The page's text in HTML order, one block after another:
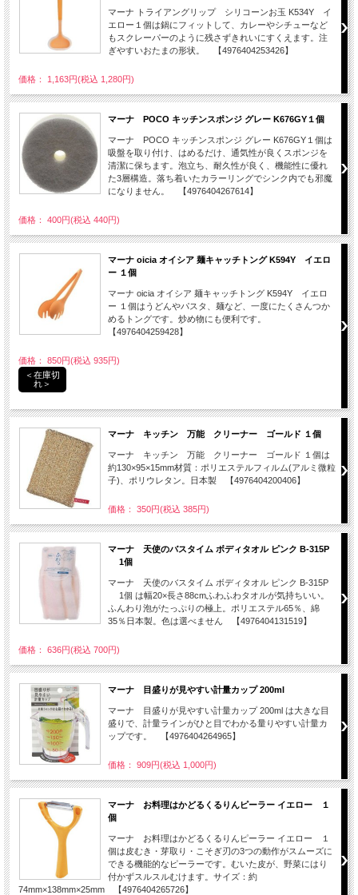
マーナ トライアングリップ シリコーンお玉 K534Y イ
エロー１個は鍋にフィットして、カレーやシチューなど
もスクレーパーのように残さずきれいにすくえます。注
ぎやすいおたまの形状。 【4976404253426】
価格： 1,163円(税込 1,280円)
マーナ POCO キッチンスポンジ グレー K676GY１個
マーナ POCO キッチンスポンジ グレー K676GY１個は
吸盤を取り付け、はめるだけ、通気性が良くスポンジを
清潔に保ちます。泡立ち、耐久性が良く、機能性に優れ
た3層構造。落ち着いたカラーリングでシンク内でも邪魔
になりません。 【4976404267614】
価格： 400円(税込 440円)
マーナ oicia オイシア 麺キャッチトング K594Y イエロ
ー １個
マーナ oicia オイシア 麺キャッチトング K594Y イエロ
ー １個はうどんやパスタ、麺など、一度にたくさんつか
めるトングです。炒め物にも便利です。
【4976404259428】
価格： 850円(税込 935円)
＜在庫切
れ＞
マーナ キッチン 万能 クリーナー ゴールド １個
マーナ キッチン 万能 クリーナー ゴールド １個は
約130×95×15mm材質：ポリエステルフィルム(アルミ微粒
子)、ポリウレタン。日本製 【4976404200406】
価格： 350円(税込 385円)
マーナ 天使のバスタイム ボディタオル ピンク B-315P
1個
マーナ 天使のバスタイム ボディタオル ピンク B-315P
1個 は幅20×長さ88cmふわふわタオルが気持ちいい。
ふんわり泡がたっぷりの極上。ポリエステル65％、綿
35％日本製。色は選べません 【4976404131519】
価格： 636円(税込 700円)
マーナ 目盛りが見やすい計量カップ 200ml
マーナ 目盛りが見やすい計量カップ 200ml は大きな目
盛りで、計量ラインがひと目でわかる量りやすい計量カ
ップです。 【4976404264965】
価格： 909円(税込 1,000円)
マーナ お料理はかどるくるりんピーラー イエロー １
個
マーナ お料理はかどるくるりんピーラー イエロー １
個は皮むき・芽取り・こそぎ刃の3つの動作がスムーズに
できる機能的なピーラーです。むいた皮が、野菜にはり
付かずスルスルむけます。サイズ：約
74mm×138mm×25mm 【4976404265726】